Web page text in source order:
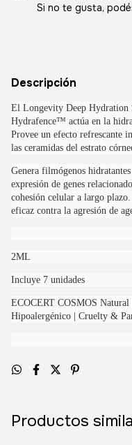
Si no te gusta,
Descripción
El Longevity Deep
Hydrafence™ actúa en la
Provee un efecto refrescante
las ceramidas del estrato
Genera filmógenos
expresión de genes
cohesión celular a largo
eficaz contra la agresión de
2ML
Incluye 7 unidades
ECOCERT COSMOS Natural
Hipoalergénico | Cruelty &
Productos